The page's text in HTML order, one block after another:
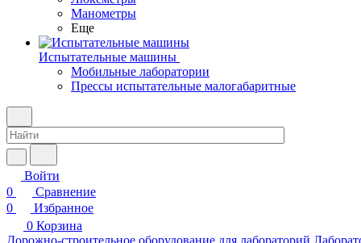
Манометры
Еще
Испытательные машины
Мобильные лаборатории
Прессы испытательные малогабаритные
Войти
0
Сравнение
0
Избранное
0 Корзина
Дорожно-строительное оборудование для лабораторий